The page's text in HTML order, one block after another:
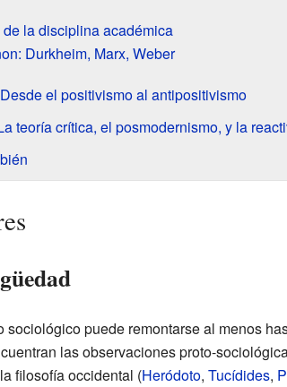
la disciplina académica
Durkheim, Marx, Weber
el positivismo al antipositivismo
teoría crítica, el posmodernismo, y la
sociológico puede remontarse al menos
las observaciones proto-
filosofía occidental (Heródoto, Tucídides,